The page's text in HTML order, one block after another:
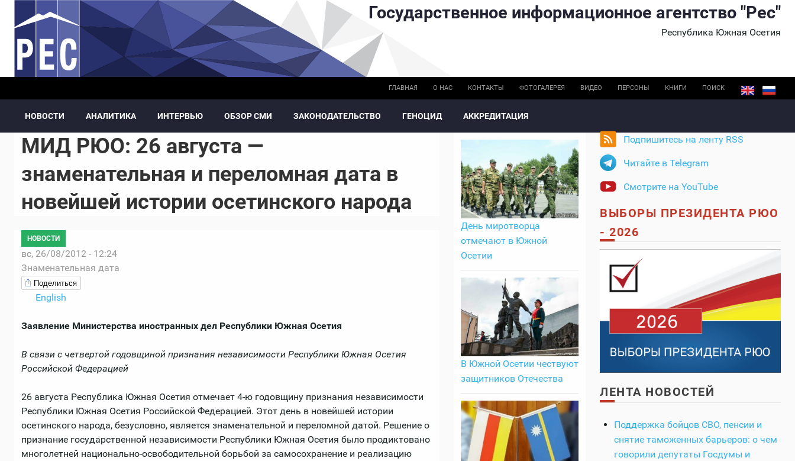
Перейти к основному содержанию Государственное информационное агентство "Рес"
Республика Южная Осетия
ГЛАВНАЯ О НАС КОНТАКТЫ ФОТОГАЛЕРЕЯ ВИДЕО ПЕРСОНЫ КНИГИ ПОИСК
НОВОСТИ АНАЛИТИКА ИНТЕРВЬЮ ОБЗОР СМИ ЗАКОНОДАТЕЛЬСТВО ГЕНОЦИД АККРЕДИТАЦИЯ
МИД РЮО: 26 августа —
знаменательная и переломная дата в
новейшей истории осетинского народа
НОВОСТИ
вс, 26/08/2012 - 12:24
Знаменательная дата
Поделиться
English
Заявление Министерства иностранных дел Республики Южная Осетия
В связи с четвертой годовщиной признания независимости Республики Южная Осетия
Российской Федерацией
26 августа Республика Южная Осетия отмечает 4-ю годовщину признания независимости
Республики Южная Осетия Российской Федерацией. Этот день в новейшей истории
осетинского народа, безусловно, является знаменательной и переломной датой. Решение о
признание государственной независимости Республики Южная Осетия было продиктовано
многолетней национально-освободительной борьбой за самосохранение и реализацию
День миротворца
отмечают в Южной
Осетии
В Южной Осетии чествуют
защитников Отечества
Подпишитесь на ленту RSS
Читайте в Telegram
Смотрите на YouTube
ВЫБОРЫ ПРЕЗИДЕНТА РЮО
- 2026
ЛЕНТА НОВОСТЕЙ
Поддержка бойцов СВО, пенсии и
снятие таможенных барьеров: о чем
говорили депутаты Госдумы и